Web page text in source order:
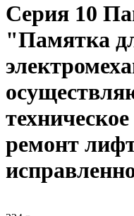
Серия 10
"Памятка
ремонт